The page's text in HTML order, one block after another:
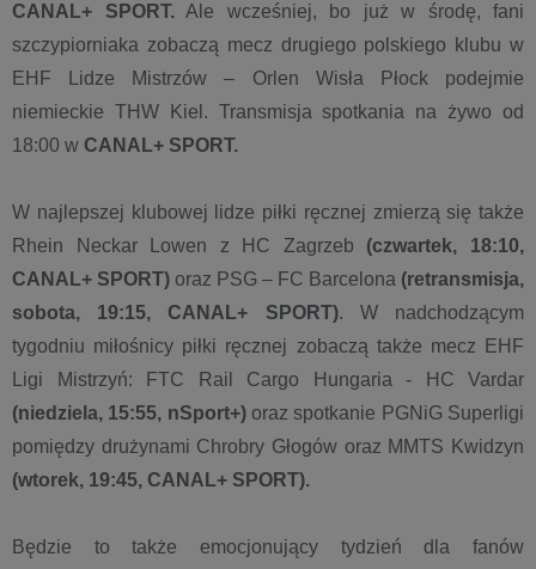
CANAL+ SPORT.Ale wcześniej, bo już w środę, fani
szczypiorniaka zobaczą mecz drugiego polskiego klubu w
EHF Lidze Mistrzów – Orlen Wisła Płock podejmie
niemieckie THW Kiel. Transmisja spotkania na żywo od
18:00 w CANAL+ SPORT.
W najlepszej klubowej lidze piłki ręcznej zmierzą się także
Rhein Neckar Lowen z HC Zagrzeb (czwartek, 18:10,
CANAL+ SPORT) oraz PSG – FC Barcelona (retransmisja,
sobota, 19:15, CANAL+ SPORT). W nadchodzącym
tygodniu miłośnicy piłki ręcznej zobaczą także mecz EHF
Ligi Mistrzyń: FTC Rail Cargo Hungaria - HC Vardar
(niedziela, 15:55, nSport+)oraz spotkanie PGNiG Superligi
pomiędzy drużynami Chrobry Głogów oraz MMTS Kwidzyn
(wtorek, 19:45, CANAL+ SPORT).
Będzie to także emocjonujący tydzień dla fanów